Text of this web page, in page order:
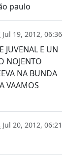
paulo
Jul 19, 2012, 06:36
JUVENAL E UN
NOJENTO
NA BUNDA
VAAMOS
Jul 20, 2012, 06:21